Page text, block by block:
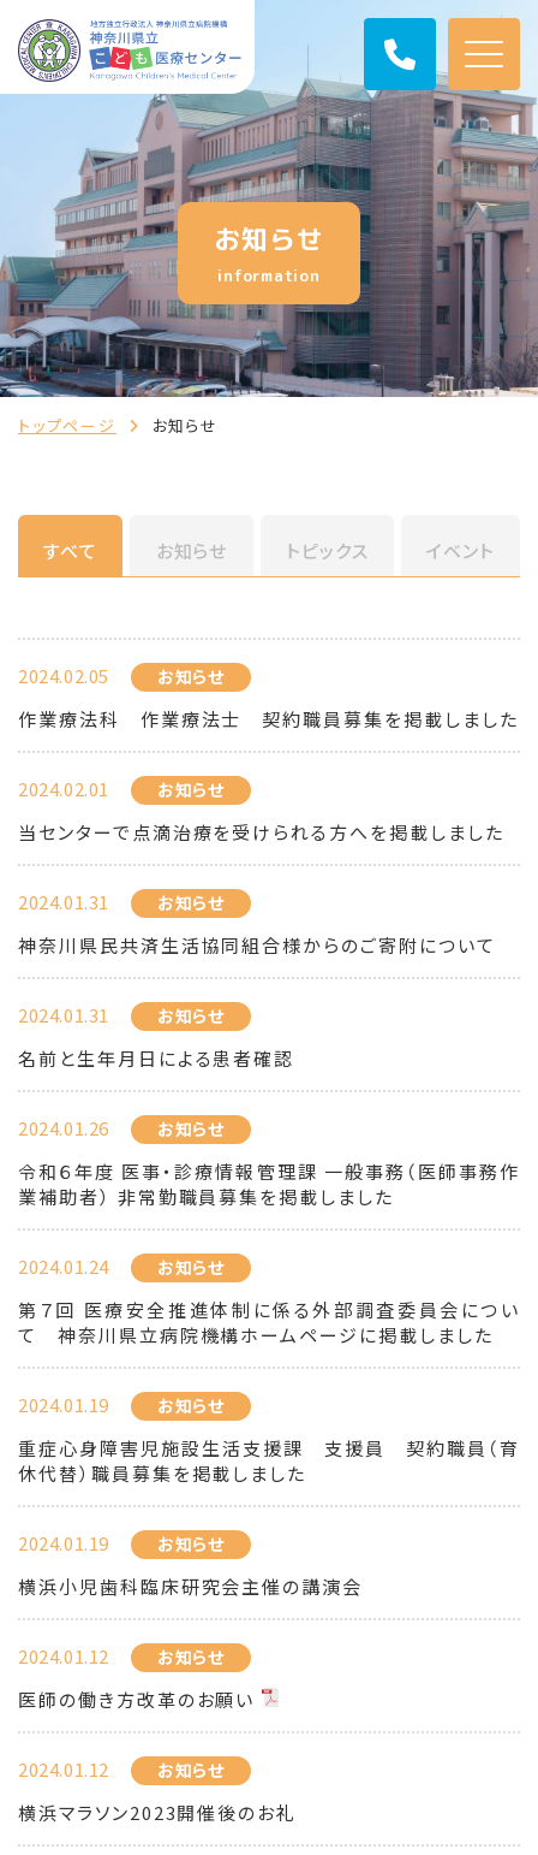
お知らせ
information
トップページ お知らせ
すべて お知らせ トピックス イベント
2024.02.05 お知らせ
作業療法科 作業療法士 契約職員募集を掲載しました
2024.02.01 お知らせ
当センターで点滴治療を受けられる方へを掲載しました
2024.01.31 お知らせ
神奈川県民共済生活協同組合様からのご寄附について
2024.01.31 お知らせ
名前と生年月日による患者確認
2024.01.26 お知らせ
令和６年度 医事・診療情報管理課 一般事務（医師事務作
業補助者） 非常勤職員募集を掲載しました
2024.01.24 お知らせ
第７回 医療安全推進体制に係る外部調査委員会につい
て 神奈川県立病院機構ホームページに掲載しました
2024.01.19 お知らせ
重症心身障害児施設生活支援課 支援員 契約職員（育
休代替）職員募集を掲載しました
2024.01.19 お知らせ
横浜小児歯科臨床研究会主催の講演会
2024.01.12 お知らせ
医師の働き方改革のお願い
2024.01.12 お知らせ
横浜マラソン2023開催後のお礼